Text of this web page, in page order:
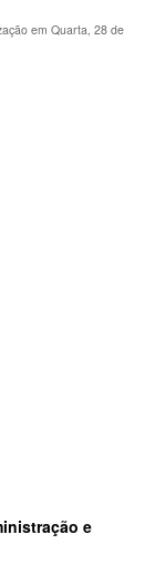
em Quarta, 28 de
e